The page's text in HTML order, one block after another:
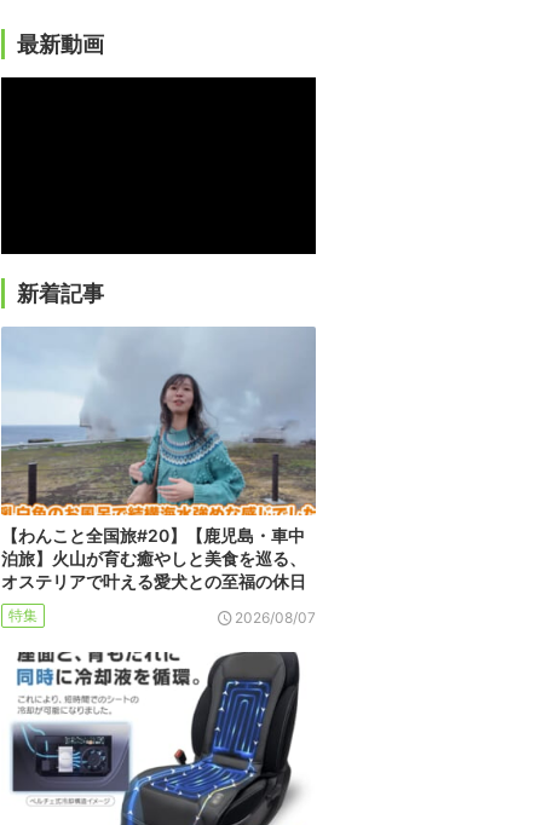
最新動画
新着記事
【わんこと全国旅#20】【鹿児島・車中
泊旅】火山が育む癒やしと美食を巡る、
オステリアで叶える愛犬との至福の休日
特集 2026/08/07